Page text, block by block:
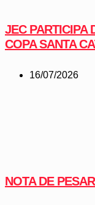
JEC PARTICIPA
COPA SANTA
16/07/2026
NOTA DE